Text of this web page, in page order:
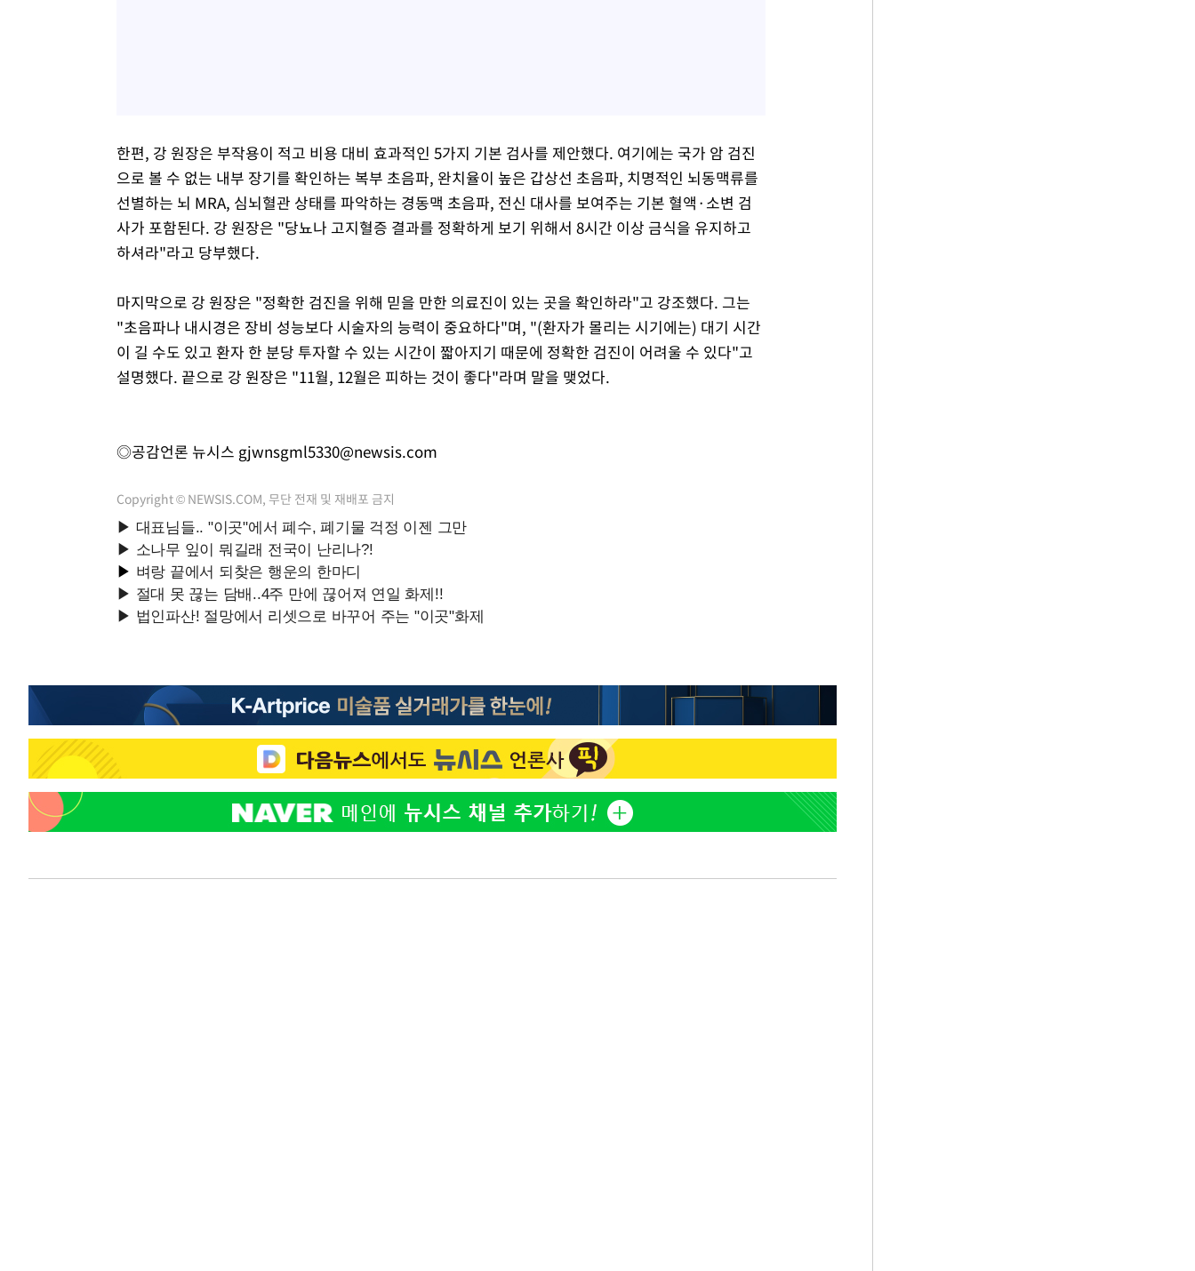
한편, 강 원장은 부작용이 적고 비용 대비 효과적인 5가지 기본 검사를 제안했다. 여기에는 국가 암 검진
으로 볼 수 없는 내부 장기를 확인하는 복부 초음파, 완치율이 높은 갑상선 초음파, 치명적인 뇌동맥류를
선별하는 뇌 MRA, 심뇌혈관 상태를 파악하는 경동맥 초음파, 전신 대사를 보여주는 기본 혈액·소변 검
사가 포함된다. 강 원장은 "당뇨나 고지혈증 결과를 정확하게 보기 위해서 8시간 이상 금식을 유지하고
하셔라"라고 당부했다.
마지막으로 강 원장은 "정확한 검진을 위해 믿을 만한 의료진이 있는 곳을 확인하라"고 강조했다. 그는
"초음파나 내시경은 장비 성능보다 시술자의 능력이 중요하다"며, "(환자가 몰리는 시기에는) 대기 시간
이 길 수도 있고 환자 한 분당 투자할 수 있는 시간이 짧아지기 때문에 정확한 검진이 어려울 수 있다"고
설명했다. 끝으로 강 원장은 "11월, 12월은 피하는 것이 좋다"라며 말을 맺었다.
◎공감언론 뉴시스 gjwnsgml5330@newsis.com
Copyright © NEWSIS.COM, 무단 전재 및 재배포 금지